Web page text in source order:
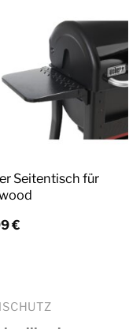
Seitentisch für
€